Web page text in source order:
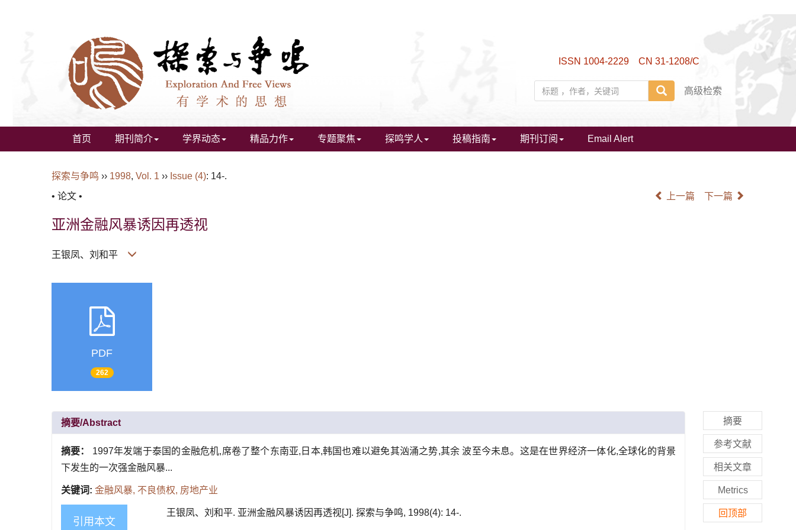
ISSN 1004-2229 CN 31-1208/C
高级检索
首页 期刊简介 学界动态 精品力作 专题聚焦 探鸣学人 投稿指南 期刊订阅 Email Alert
探索与争鸣 ›› 1998, Vol. 1 ›› Issue (4): 14-.
• 论文 •
上一篇 下一篇
亚洲金融风暴诱因再透视
王银凤、刘和平
PDF
262
摘要/Abstract
摘要： 1997年发端于泰国的金融危机,席卷了整个东南亚,日本,韩国也难以避免其汹涌之势,其余 波至今未息。这是在世界经济一体化,全球化的背景
下发生的一次强金融风暴...
关键词: 金融风暴, 不良债权, 房地产业
引用本文
王银凤、刘和平. 亚洲金融风暴诱因再透视[J]. 探索与争鸣, 1998(4): 14-.
摘要
参考文献
相关文章
Metrics
回顶部